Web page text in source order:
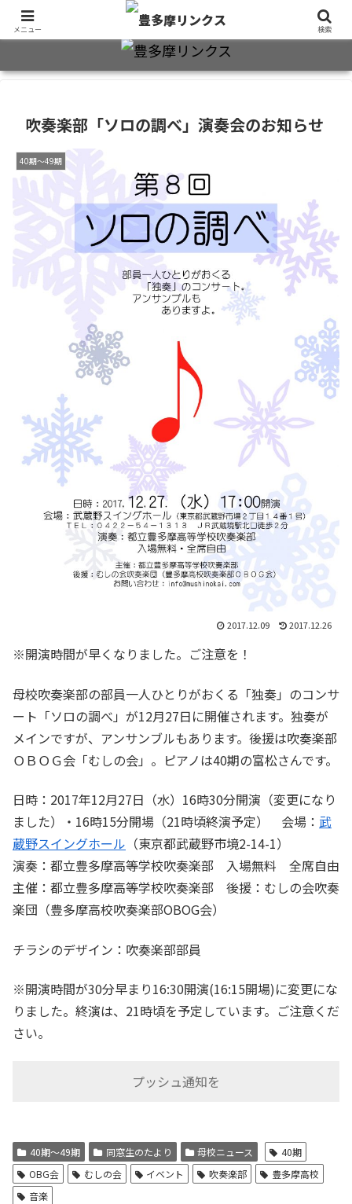
旧制十三中・都立豊多摩高卒業生2万7千人のための同窓会公式サイト
吹奏楽部「ソロの調べ」演奏会のお知らせ
40期～49期
2017.12.09 2017.12.26
※開演時間が早くなりました。ご注意を！
母校吹奏楽部の部員一人ひとりがおくる「独奏」のコンサ
ート「ソロの調べ」が12月27日に開催されます。独奏が
メインですが、アンサンブルもあります。後援は吹奏楽部
ＯＢＯＧ会「むしの会」。ピアノは40期の富松さんです。
日時：2017年12月27日（水）16時30分開演（変更になり
ました）・16時15分開場（21時頃終演予定） 会場： 武
蔵野スイングホール （東京都武蔵野市境2-14-1）
演奏：都立豊多摩高等学校吹奏楽部 入場無料 全席自由
主催：都立豊多摩高等学校吹奏楽部 後援：むしの会吹奏
楽団（豊多摩高校吹奏楽部OBOG会）
チラシのデザイン：吹奏楽部部員
※開演時間が30分早まり16:30開演(16:15開場)に変更にな
りました。終演は、21時頃を予定しています。ご注意くだ
さい。
プッシュ通知を
40期～49期 同窓生のたより 母校ニュース
40期
OBG会
むしの会 イベント 吹奏楽部
豊多摩高校
音楽
メニュー 検索